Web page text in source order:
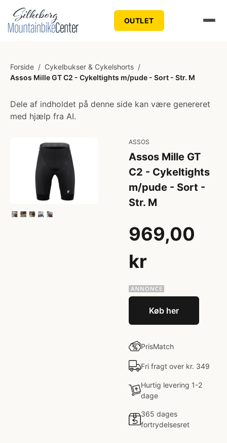
OUTLET
Forside / Cykelbukser & Cykelshorts /
Assos Mille GT C2 - Cykeltights m/pude - Sort - Str. M
Dele af indholdet på denne side kan være genereret
med hjælp fra AI.
ASSOS
Assos Mille GT
C2 - Cykeltights
m/pude - Sort -
Str. M
969,00
kr
Køb her
PrisMatch
Fri fragt over kr. 349
Hurtig levering 1-2
dage
365 dages
fortrydelsesret